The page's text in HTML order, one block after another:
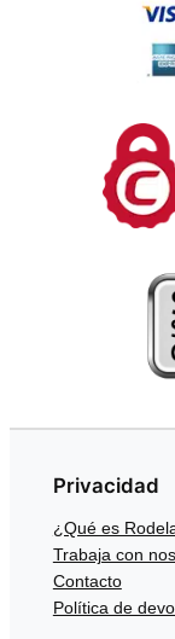
Privacidad
¿Qué es
Trabaja con
Contacto
Política de